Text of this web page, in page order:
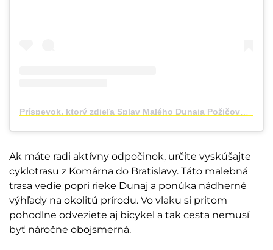
Ak máte radi aktívny odpočinok, určite vyskúšajte
cyklotrasu z Komárna do Bratislavy. Táto malebná
trasa vedie popri rieke Dunaj a ponúka nádherné
výhľady na okolitú prírodu. Vo vlaku si pritom
pohodlne odveziete aj bicykel a tak cesta nemusí
byť náročne obojsmerná.